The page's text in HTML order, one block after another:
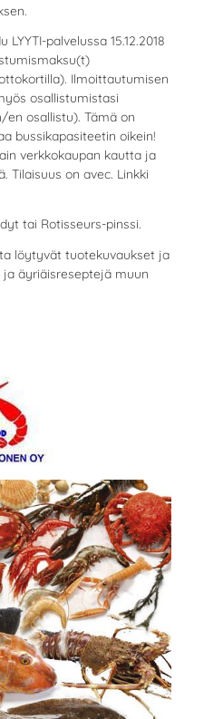
LYYTI-palvelussa 15.12.2018
Ilmoittautumisen
osallistumistasi
osallistu). Tämä on
bussikapasiteetin oikein!
verkkokaupan kautta ja
Tilaisuus on avec. Linkki
tai Rotisseurs-pinssi.
löytyvät tuotekuvaukset ja
äyriäisreseptejä muun